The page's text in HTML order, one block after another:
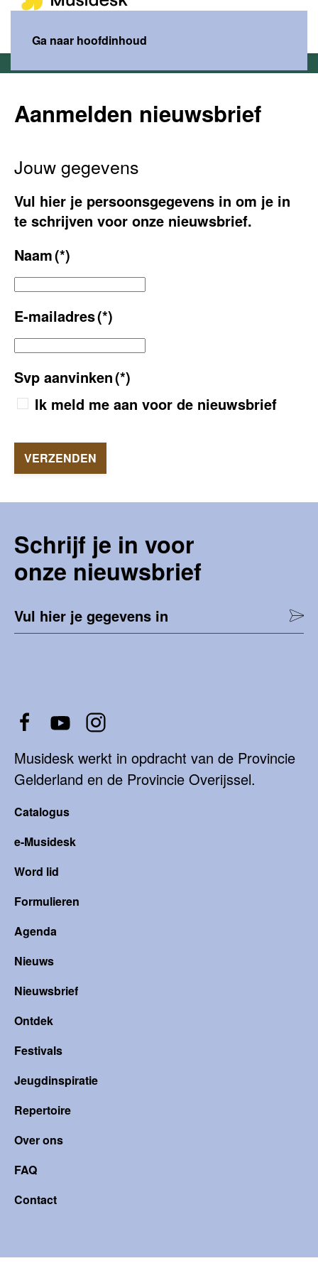
Ga naar hoofdinhoud
Aanmelden nieuwsbrief
Jouw gegevens
Vul hier je persoonsgegevens in om je in
te schrijven voor onze nieuwsbrief.
Naam(*)
E-mailadres(*)
Svp aanvinken(*)
Ik meld me aan voor de nieuwsbrief
VERZENDEN
Schrijf je in voor
onze nieuwsbrief
Vul hier je gegevens in
Musidesk werkt in opdracht van de Provincie
Gelderland en de Provincie Overijssel.
Catalogus
e-Musidesk
Word lid
Formulieren
Agenda
Nieuws
Nieuwsbrief
Ontdek
Festivals
Jeugdinspiratie
Repertoire
Over ons
FAQ
Contact